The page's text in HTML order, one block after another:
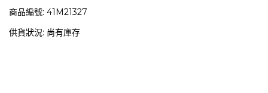
商品編號: 41M21327
供貨狀況: 尚有庫存